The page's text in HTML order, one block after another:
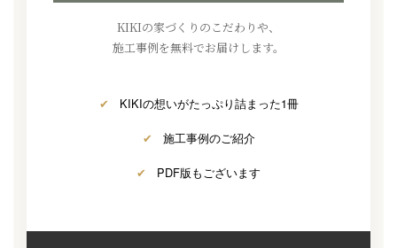
KIKIの家づくりのこだわりや、
施工事例を無料でお届けします。
✔ KIKIの想いがたっぷり詰まった1冊
✔ 施工事例のご紹介
✔ PDF版もございます